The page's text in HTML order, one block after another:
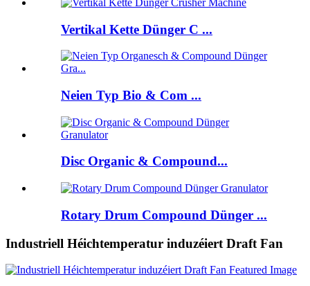
Vertikal Kette Dünger C ...
Neien Typ Bio & Com ...
Disc Organic & Compound...
Rotary Drum Compound Dünger ...
Industriell Héichtemperatur induzéiert Draft Fan